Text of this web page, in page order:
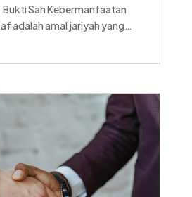
Sah Kebermanfaatan
adalah amal jariyah yang
jangka panjang. Bagi
telah berkontribusi dalam...